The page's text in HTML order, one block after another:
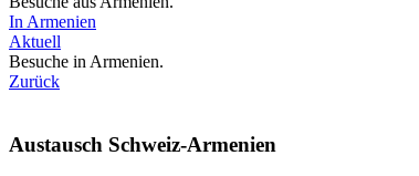
In Armenien
Aktuell
Besuche in Armenien.
Zurück
Austausch Schweiz-Armenien